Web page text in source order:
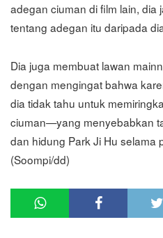
adegan ciuman di film lain, dia
tentang adegan itu daripada
Dia juga membuat lawan
dengan mengingat bahwa
dia tidak tahu untuk
ciuman—yang menyebabkan
dan hidung Park Ji Hu selama
(Soompi/dd)